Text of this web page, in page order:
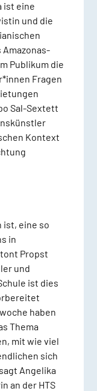
ist eine
und die
Publikum die
Fragen
Sal-Sextett
Kontext
ist, eine so
in
Propst
und
ist dies
haben
Thema
mit wie viel
sich
Angelika
an der HTS